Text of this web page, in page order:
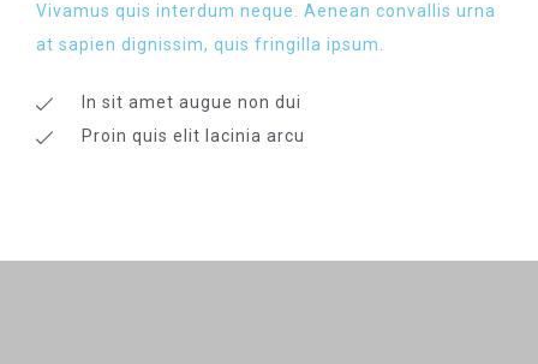
Vivamus quis interdum neque. Aenean convallis urna
at sapien dignissim, quis fringilla ipsum.
In sit amet augue non dui
Proin quis elit lacinia arcu